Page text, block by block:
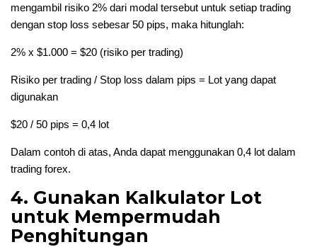
mengambil risiko 2% dari modal tersebut untuk setiap trading
dengan stop loss sebesar 50 pips, maka hitunglah:
2% x $1.000 = $20 (risiko per trading)
Risiko per trading / Stop loss dalam pips = Lot yang dapat
digunakan
$20 / 50 pips = 0,4 lot
Dalam contoh di atas, Anda dapat menggunakan 0,4 lot dalam
trading forex.
4. Gunakan Kalkulator Lot
untuk Mempermudah
Penghitungan